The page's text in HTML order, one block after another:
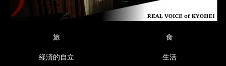
旅 食
経済的自立 生活